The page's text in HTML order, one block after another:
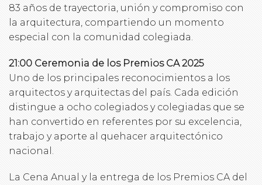
83 años de trayectoria, unión y compromiso con
la arquitectura, compartiendo un momento
especial con la comunidad colegiada.
21:00 Ceremonia de los Premios CA 2025
Uno de los principales reconocimientos a los
arquitectos y arquitectas del país. Cada edición
distingue a ocho colegiados y colegiadas que se
han convertido en referentes por su excelencia,
trabajo y aporte al quehacer arquitectónico
nacional.
La Cena Anual y la entrega de los Premios CA del